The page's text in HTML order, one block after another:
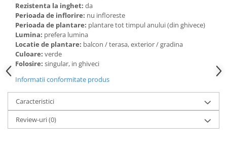
Rezistenta la inghet: da
Perioada de inflorire: nu infloreste
Perioada de plantare: plantare tot timpul anului (din ghivece)
Lumina: prefera lumina
Locatie de plantare: balcon / terasa, exterior / gradina
Culoare: verde
Folosire: singular, in ghiveci
Informatii conformitate produs
Caracteristici
Review-uri(0)